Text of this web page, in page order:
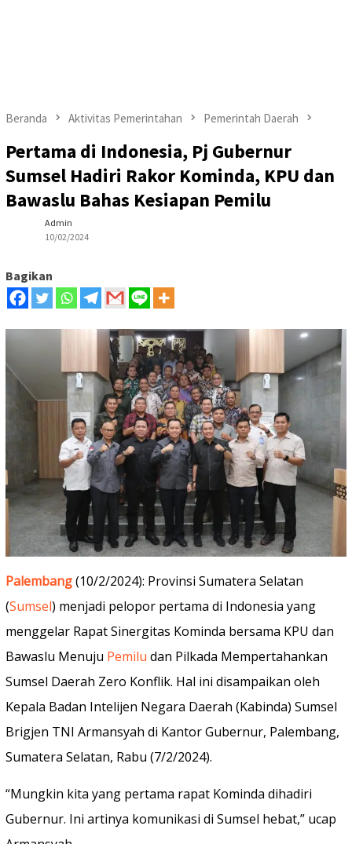
Beranda Aktivitas Pemerintahan Pemerintah Daerah
Pertama di Indonesia, Pj Gubernur
Sumsel Hadiri Rakor Kominda, KPU dan
Bawaslu Bahas Kesiapan Pemilu
Admin
10/02/2024
Bagikan
Palembang(10/2/2024): Provinsi Sumatera Selatan
(Sumsel) menjadi pelopor pertama di Indonesia yang
menggelar Rapat Sinergitas Kominda bersama KPU dan
Bawaslu Menuju Pemilu dan Pilkada Mempertahankan
Sumsel Daerah Zero Konflik. Hal ini disampaikan oleh
Kepala Badan Intelijen Negara Daerah (Kabinda) Sumsel
Brigjen TNI Armansyah di Kantor Gubernur, Palembang,
Sumatera Selatan, Rabu (7/2/2024).
“Mungkin kita yang pertama rapat Kominda dihadiri
Gubernur. Ini artinya komunikasi di Sumsel hebat,” ucap